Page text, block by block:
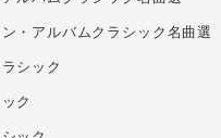
・アルバムクラシック名曲選
シック
ク